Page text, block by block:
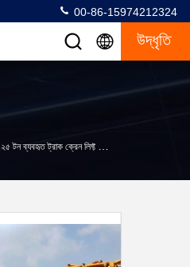
00-86-15974212324
উদ্ধৃতি
২৫ টন ব্যবহৃত ট্রাক ক্রেন লিফ্ট ক্রেন ২০১৪ এক্সসিএমজি ফোল্ডিং ৬ মাসের পরে বিক্রয় পরিষেবা সহ